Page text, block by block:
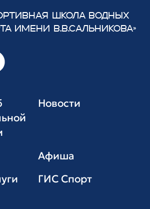
ШКОЛА ВОДНЫХ
ИМЕНИ В.В.САЛЬНИКОВА»
Новости
Афиша
ГИС Cпорт